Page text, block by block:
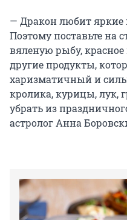
— Дракон любит яркие
Поэтому поставьте на
вяленую рыбу,
другие продукты,
харизматичный и
кролика, курицы, лук,
убрать из
астролог Анна